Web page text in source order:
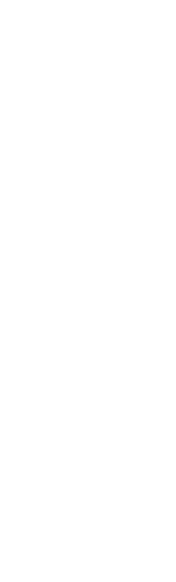
no primeiro mês
em Portugal
ULS do Algarve
e cirurgias